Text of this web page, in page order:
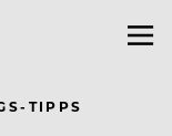
TIPPS